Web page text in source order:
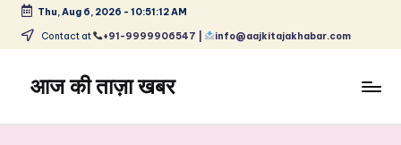
Skip
content
Thu, Aug 6, 2026 - 10:51:12 AM
Contact at +91-9999906547 | info@aajkitajakhabar.com
आज की ताज़ा खबर